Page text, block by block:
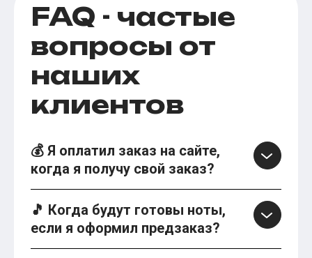
FAQ - частые
вопросы от
наших
клиентов
💰 Я оплатил заказ на сайте,
когда я получу свой заказ?
🎵 Когда будут готовы ноты,
если я оформил предзаказ?